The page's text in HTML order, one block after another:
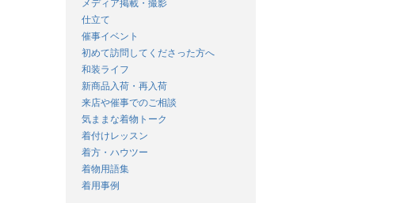
メディア掲載・撮影
仕立て
催事イベント
初めて訪問してくださった方へ
和装ライフ
新商品入荷・再入荷
来店や催事でのご相談
気ままな着物トーク
着付けレッスン
着方・ハウツー
着物用語集
着用事例